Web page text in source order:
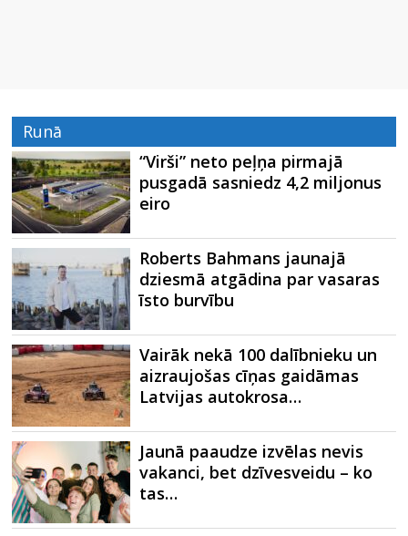
Runā
“Virši” neto peļņa pirmajā
pusgadā sasniedz 4,2 miljonus
eiro
Roberts Bahmans jaunajā
dziesmā atgādina par vasaras
īsto burvību
Vairāk nekā 100 dalībnieku un
aizraujošas cīņas gaidāmas
Latvijas autokrosa…
Jaunā paaudze izvēlas nevis
vakanci, bet dzīvesveidu – ko
tas…